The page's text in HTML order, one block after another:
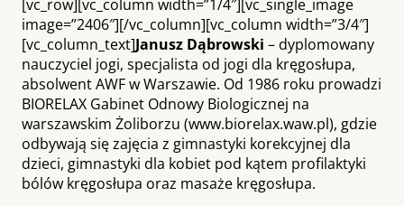
[vc_row][vc_column width=”1/4″][vc_single_image
image=”2406″][/vc_column][vc_column width=”3/4″]
[vc_column_text]Janusz Dąbrowski – dyplomowany
nauczyciel jogi, specjalista od jogi dla kręgosłupa,
absolwent AWF w Warszawie. Od 1986 roku prowadzi
BIORELAX Gabinet Odnowy Biologicznej na
warszawskim Żoliborzu (www.biorelax.waw.pl), gdzie
odbywają się zajęcia z gimnastyki korekcyjnej dla
dzieci, gimnastyki dla kobiet pod kątem profilaktyki
bólów kręgosłupa oraz masaże kręgosłupa.